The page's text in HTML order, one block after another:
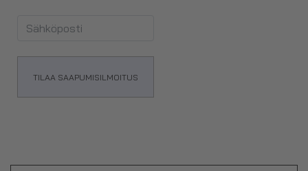
TILAA SAAPUMISILMOITUS